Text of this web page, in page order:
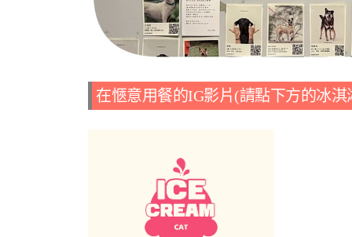
在愜意用餐的IG影片(請點下方的冰淇